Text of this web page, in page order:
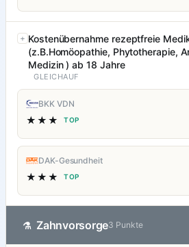
Kostenübernahme rezeptfreie
(z.B.Homöopathie, Phytotherapie,
Medizin ) ab 18 Jahre
GLEICHAUF
BKK VDN
★★★ TOP
DAK-Gesundheit
★★★ TOP
⚗ Zahnvorsorge3 Punkte